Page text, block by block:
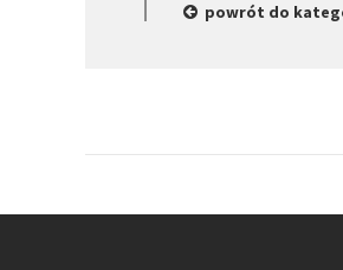
powrót do